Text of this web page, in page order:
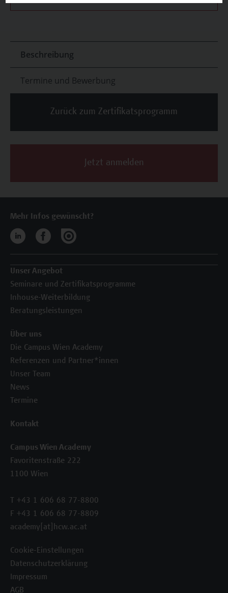
Beschreibung
Termine und Bewerbung
Zurück zum Zertifikatsprogramm
Jetzt anmelden
Mehr Infos gewünscht?
Unser Angebot
Seminare und Zertifikatsprogramme
Inhouse-Weiterbildung
Beratungsleistungen
Über uns
Die Campus Wien Academy
Referenzen und Partner*innen
Unser Team
News
Termine
Kontakt
Campus Wien Academy
Favoritenstraße 222
1100 Wien
T +43 1 606 68 77-8800
F +43 1 606 68 77-8809
academy[at]hcw.ac.at
Cookie-Einstellungen
Datenschutzerklärung
Impressum
AGB